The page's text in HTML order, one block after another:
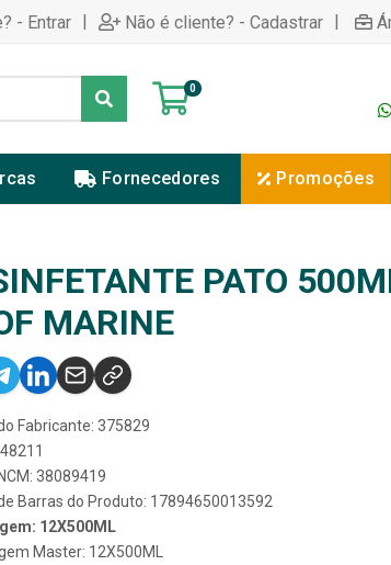
- Entrar | Não é cliente? - Cadastrar |
0
Fornecedores Promoções
PATO
MARINE
Fabricante: 375829
38089419
Barras do Produto: 17894650013592
12X500ML
Master: 12X500ML